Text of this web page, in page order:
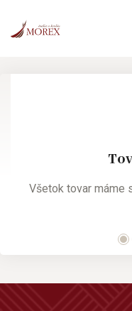
Všetok tovar máme